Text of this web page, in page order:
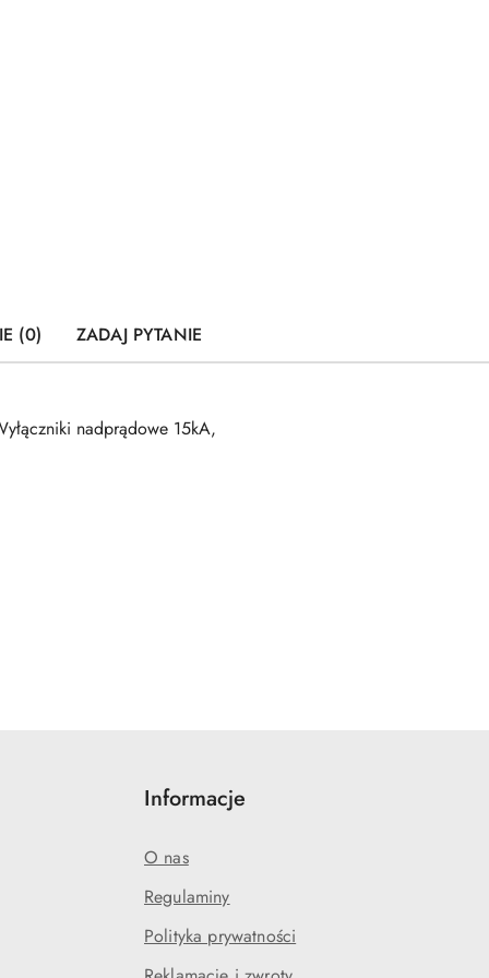
(0) ZADAJ PYTANIE
nadprądowe 15kA,
Informacje
O nas
Regulaminy
Polityka prywatności